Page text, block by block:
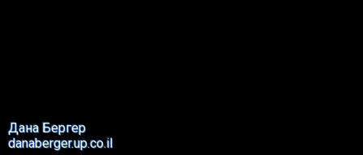
Дана Бергер
danaberger.up.co.il